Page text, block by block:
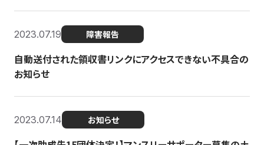
2023.07.19 障害報告
自動送付された領収書リンクにアクセスできない不具合の
お知らせ
2023.07.14 お知らせ